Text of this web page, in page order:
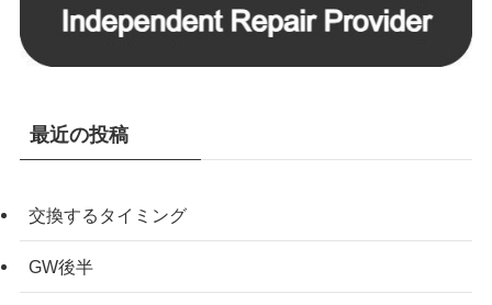
最近の投稿
交換するタイミング
GW後半